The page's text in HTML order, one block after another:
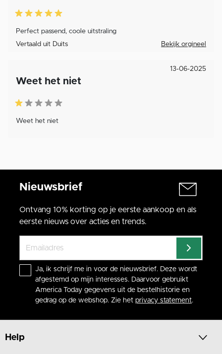
Perfect passend, coole uitstraling
Vertaald uit Duits Bekijk orgineel
Weet het niet
Weet het niet
13-06-2025
Nieuwsbrief
Ontvang 10% korting op je eerste aankoop en als
eerste nieuws over acties en trends.
Ja, ik schrijf me in voor de nieuwsbrief. Deze wordt
afgestemd op mijn interesses. Daarvoor gebruikt
America Today gegevens uit de bestelhistorie en
gedrag op de webshop. Zie het privacy statement.
Help